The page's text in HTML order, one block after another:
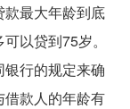
款最大年龄到底
以贷到75岁。
行的规定来确
款人的年龄有